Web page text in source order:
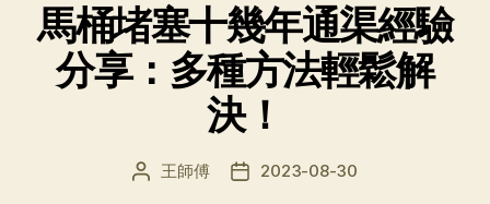
馬桶堵塞十幾年通渠經驗
分享：多種方法輕鬆解
決！
文 王師傅
发 2023-08-30